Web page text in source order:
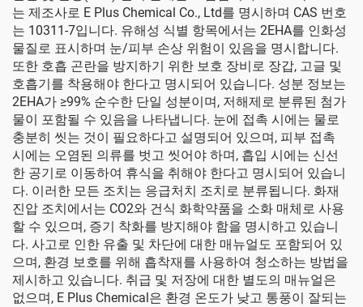
는 제조사로 E Plus Chemical Co., Ltd를 명시하며 CAS 번호
는 10311-7입니다. 유해성 식별 항목에서는 2EHA를 인화성
물질로 표시하며 눈/피부 손상 위험이 있음을 명시합니다.
또한 호흡 곤란을 방지하기 위한 보호 장비로 장갑, 고글 및
호흡기를 착용해야 한다고 명시되어 있습니다. 성분 정보는
2EHA가 ≥99% 순수한 단일 성분이며, 저해제로 분류된 첨가
물이 포함될 수 있음을 나타냅니다. 눈에 접촉 시에는 물로
충분히 씻는 것이 필요하다고 설명되어 있으며, 피부 접촉
시에는 오염된 의류를 벗고 씻어야 하며, 흡입 시에는 신선
한 공기로 이동하여 휴식을 취해야 한다고 명시되어 있습니
다. 이러한 모든 조치는 응급처치 조치로 분류됩니다. 화재
진압 조치에서는 CO2와 건식 화학약품을 소화 매체로 사용
할 수 있으며, 증기 착화를 방지해야 함을 명시하고 있습니
다. 사고로 인한 유출 및 차단에 대한 매뉴얼도 포함되어 있
으며, 환경 보호를 위해 흡착재를 사용하여 청소하는 방법을
제시하고 있습니다. 취급 및 저장에 대한 별도의 매뉴얼은
없으며, E Plus Chemical은 환경 온도가 낮고 통풍이 잘되는